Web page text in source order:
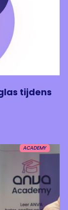
tijdens
ACADEMY